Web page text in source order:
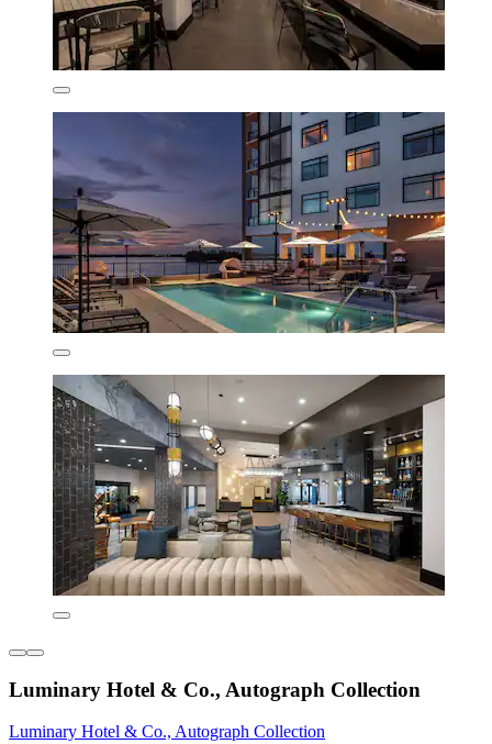
Luminary Hotel & Co., Autograph Collection
Luminary Hotel & Co., Autograph Collection